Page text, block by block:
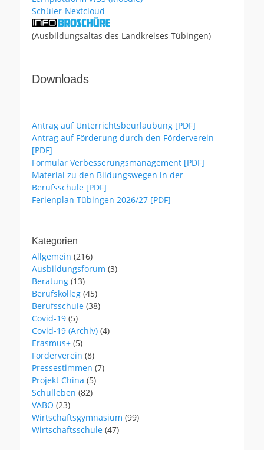
Schüler-Nextcloud
(Ausbildungsaltas des Landkreises Tübingen)
Downloads
Antrag auf Unterrichtsbeurlaubung [PDF]
Antrag auf Förderung durch den Förderverein
[PDF]
Formular Verbesserungsmanagement [PDF]
Material zu den Bildungswegen in der
Berufsschule [PDF]
Ferienplan Tübingen 2026/27 [PDF]
Kategorien
Allgemein (216)
Ausbildungsforum (3)
Beratung (13)
Berufskolleg (45)
Berufsschule (38)
Covid-19 (5)
Covid-19 (Archiv) (4)
Erasmus+ (5)
Förderverein (8)
Pressestimmen (7)
Projekt China (5)
Schulleben (82)
VABO (23)
Wirtschaftsgymnasium (99)
Wirtschaftsschule (47)